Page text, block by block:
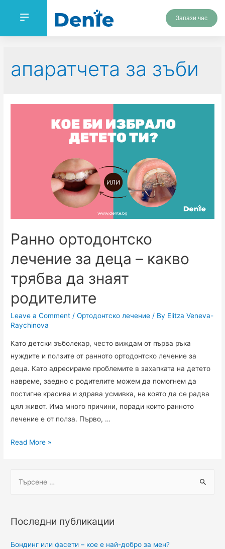
Запази час
апаратчета за зъби
Ранно ортодонтско
лечение за деца – какво
трябва да знаят
родителите
Leave a Comment /Ортодонтско лечение / By Elitza Veneva-
Raychinova
Като детски зъболекар, често виждам от първа ръка
нуждите и ползите от ранното ортодонтско лечение за
деца. Като адресираме проблемите в захапката на детето
навреме, заедно с родителите можем да помогнем да
постигне красива и здрава усмивка, на която да се радва
цял живот. Има много причини, поради които ранното
лечение е от полза. Първо, …
Read More »
Последни публикации
Бондинг или фасети – кое е най-добро за мен?